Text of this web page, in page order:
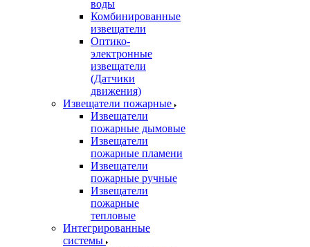
воды
Комбинированные
извещатели
Оптико-
электронные
извещатели
(Датчики
движения)
Извещатели пожарные
Извещатели
пожарные дымовые
Извещатели
пожарные пламени
Извещатели
пожарные ручные
Извещатели
пожарные
тепловые
Интегрированные
системы